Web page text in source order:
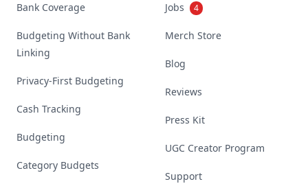
Bank Coverage
Budgeting Without Bank
Linking
Privacy-First Budgeting
Cash Tracking
Budgeting
Category Budgets
Jobs 4
Merch Store
Blog
Reviews
Press Kit
UGC Creator Program
Support